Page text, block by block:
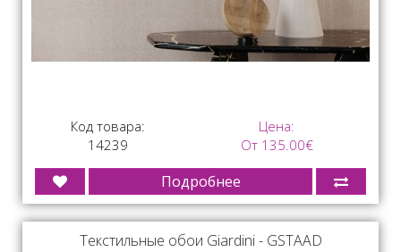
Код товара:
14239
Цена:
От 135.00€
Подробнее
Текстильные обои Giardini - GSTAAD